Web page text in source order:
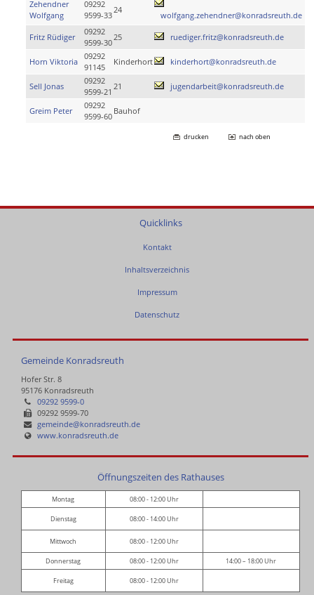
Zehendner
Wolfgang
09292
9599-33
24
wolfgang.zehendner@konradsreuth.de
Fritz Rüdiger
09292
9599-30
25 ruediger.fritz@konradsreuth.de
Horn Viktoria
09292
91145
Kinderhort kinderhort@konradsreuth.de
Sell Jonas
09292
9599-21
21 jugendarbeit@konradsreuth.de
Greim Peter
09292
9599-60
Bauhof
drucken nach oben
Quicklinks
Kontakt
Inhaltsverzeichnis
Impressum
Datenschutz
Gemeinde Konradsreuth
Hofer Str. 8
95176 Konradsreuth
09292 9599-0
09292 9599-70
gemeinde@konradsreuth.de
www.konradsreuth.de
Öffnungszeiten des Rathauses
Montag 08:00 - 12:00 Uhr
Dienstag 08:00 - 14:00 Uhr
Mittwoch 08:00 - 12:00 Uhr
Donnerstag 08:00 - 12:00 Uhr 14:00 – 18:00 Uhr
Freitag 08:00 - 12:00 Uhr